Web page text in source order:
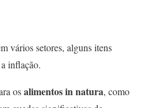
vários setores, alguns itens
inflação.
osalimentos in natura, como